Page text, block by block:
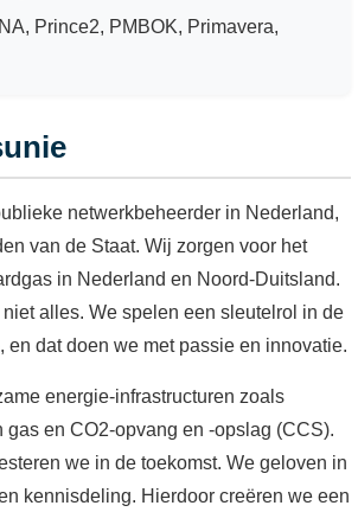
Prince2, PMBOK, Primavera,
netwerkbeheerder in Nederland,
van de Staat. Wij zorgen voor het
in Nederland en Noord-Duitsland.
niet alles. We spelen een sleutelrol in de
en dat doen we met passie en innovatie.
energie-infrastructuren zoals
gas en CO2-opvang en -opslag (CCS).
we in de toekomst. We geloven in
kennisdeling. Hierdoor creëren we een